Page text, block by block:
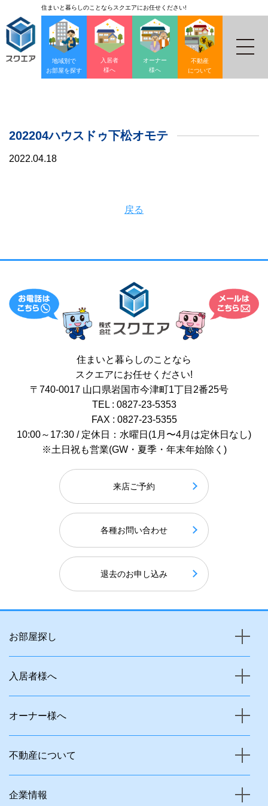
住まいと暮らしのことならスクエアにお任せください!
地域別で
お部屋を探す
入居者
様へ
オーナー
様へ
不動産
について
202204ハウスドゥ下松オモテ
2022.04.18
戻る
住まいと暮らしのことなら
スクエアにお任せください!
〒740-0017 山口県岩国市今津町1丁目2番25号
TEL : 0827-23-5353
FAX : 0827-23-5355
10:00～17:30 / 定休日：水曜日(1月〜4月は定休日なし)
※土日祝も営業(GW・夏季・年末年始除く)
来店ご予約
各種お問い合わせ
退去のお申し込み
お部屋探し
入居者様へ
オーナー様へ
不動産について
企業情報